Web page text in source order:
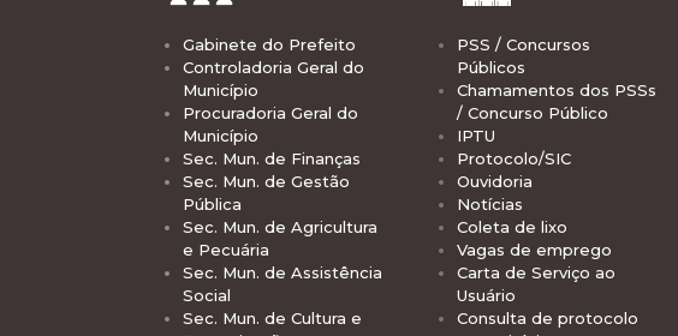
Gabinete do Prefeito
Controladoria Geral do
Município
Procuradoria Geral do
Município
Sec. Mun. de Finanças
Sec. Mun. de Gestão
Pública
Sec. Mun. de Agricultura
e Pecuária
Sec. Mun. de Assistência
Social
Sec. Mun. de Cultura e
PSS / Concursos
Públicos
Chamamentos dos PSSs
/ Concurso Público
IPTU
Protocolo/SIC
Ouvidoria
Notícias
Coleta de lixo
Vagas de emprego
Carta de Serviço ao
Usuário
Consulta de protocolo